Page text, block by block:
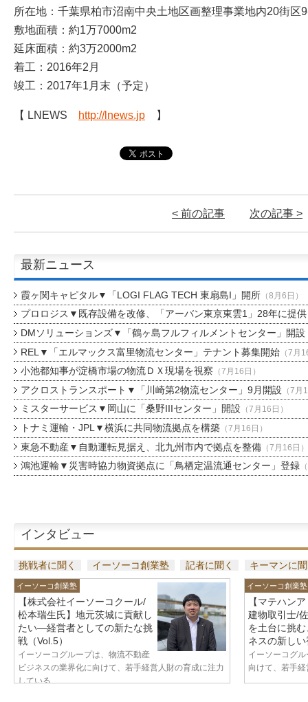
所在地：千葉県柏市沼南中央土地区画整理事業地内20街区
敷地面積：約1万7000m2
延床面積：約3万2000m2
着工：2016年2月
竣工：2017年1月末（予定）
【 LNEWS http://lnews.jp 】
< 前の記事 次の記事 >
最新ニュース
霞ヶ関キャピタル▼「LOGI FLAG TECH 東扇島I」開所（8月6日）
プロロジス▼既存設備を改修、「アーバン東京東雲1」28年に提供
DMソリューションズ▼「鶴ヶ島フルフィルメントセンター」開設
REL▼「エルマックス富里物流センター」テナント募集開始（7月
小池都知事が淀橋市場の物流ＤＸ現場を視察 （7月16日）
アクロストランスポート▼「川崎第2物流センター」9月開設 （7月
ミスターサービス▼岡山に「桑野IIIセンター」開設 （7月16日）
トナミ運輸・JPL▼横浜に共同物流拠点を構築（7月16日）
東急不動産▼自動運転見据え、北九州市内で拠点を整備（7月16日）
鴻池運輸▼災害時協力物資拠点に「鳥栖定温流通センター」登録
インタビュー
挑戦者に聞く イーソーコ創業塾 記者に聞く キーマンに
イーソーコ創業塾
【株式会社イーソーコクール/
松本瑞生氏】地元茨城に貢献し
たい—経営者としての新たな挑
戦（Vol.5）
イーソーコグループは、物流不動産
ビジネスの業界化に向けて、若手経営人財の育成に注力
している...
イーソーコ創業塾
【マテハン
建物取引士/
を土台に挑
ネスの新し
イーソーコグ
向けて、若手